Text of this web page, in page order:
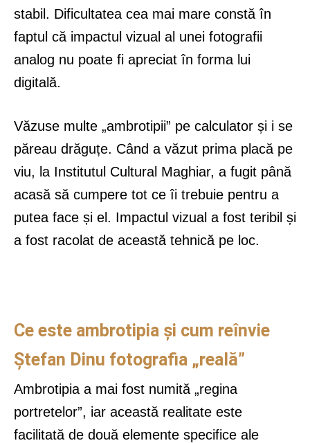
stabil. Dificultatea cea mai mare constă în
faptul că impactul vizual al unei fotografii
analog nu poate fi apreciat în forma lui
digitală.
Văzuse multe „ambrotipii” pe calculator și i se
păreau drăguțe. Când a văzut prima placă pe
viu, la Institutul Cultural Maghiar, a fugit până
acasă să cumpere tot ce îi trebuie pentru a
putea face și el. Impactul vizual a fost teribil și
a fost racolat de această tehnică pe loc.
Ce este ambrotipia și cum reînvie
Ștefan Dinu fotografia „reală”
Ambrotipia a mai fost numită „regina
portretelor”, iar această realitate este
facilitată de două elemente specifice ale